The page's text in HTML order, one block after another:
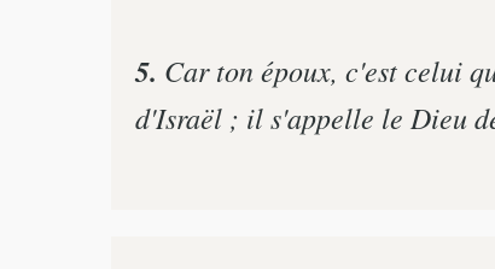
5. Car ton époux, c'est celui
d'Israël ; il s'appelle le Dieu